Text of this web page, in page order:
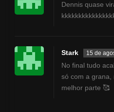
Dennis quase
Stark 15 de
No final tudo
só com a grana,
melhor parte 🥰